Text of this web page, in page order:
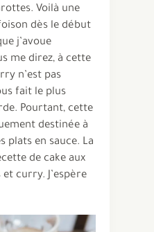
Voilà une
dès le début
j’avoue
me direz, à cette
n’est pas
fait le plus
Pourtant, cette
destinée à
plats en sauce. La
de cake aux
curry. J’espère